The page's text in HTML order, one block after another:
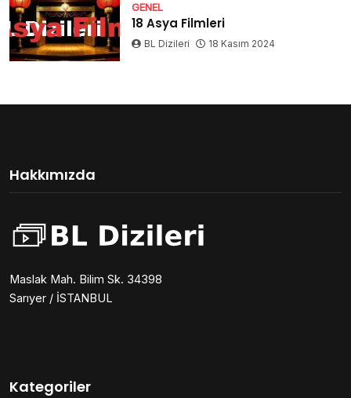
GENEL
18 Asya Filmleri
BL Dizileri 18 Kasım 2024
Hakkımızda
Maslak Mah. Bilim Sk. 34398
Sarıyer / İSTANBUL
Kategoriler